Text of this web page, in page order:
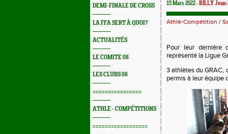
DEMI-FINALE DE CROSS
LA FFA SERT À QUOI?
ACTUALITÉS
LE COMITE 08
LES CLUBS 08
================
ATHLE - COMPÉTITIONS
==================
15 Mars 2022 -BILLY
Athlé-Compétition /
Pour leur dernière
représenté la Ligue
3 athlètes du GRAC,
permis à leur équipe